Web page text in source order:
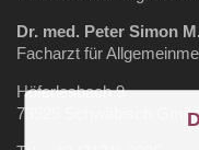
Dr. med. Peter Simon
Facharzt für
Höferlesbach 9
73525 Schwäbisch